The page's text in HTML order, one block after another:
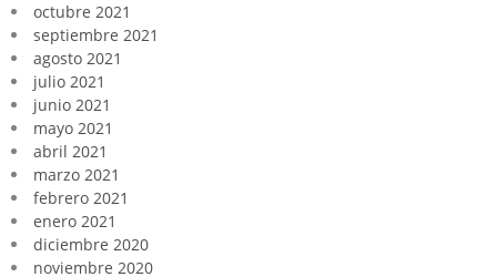
octubre 2021
septiembre 2021
agosto 2021
julio 2021
junio 2021
mayo 2021
abril 2021
marzo 2021
febrero 2021
enero 2021
diciembre 2020
noviembre 2020